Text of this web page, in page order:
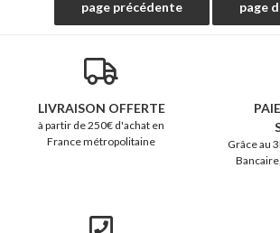
LIVRAISON OFFERTE
à partir de 250€ d'achat en
France métropolitaine
Grâce au